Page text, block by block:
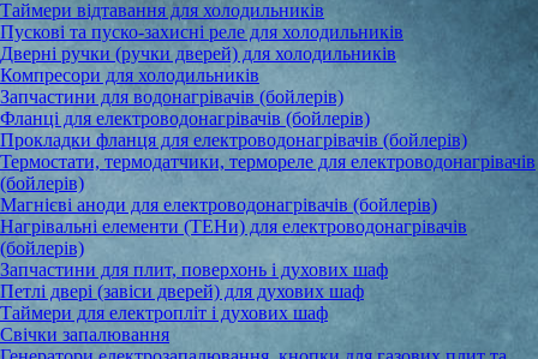
Таймери відтавання для холодильників
Пускові та пуско-захисні реле для холодильників
Дверні ручки (ручки дверей) для холодильників
Компресори для холодильників
Запчастини для водонагрівачів (бойлерів)
Фланці для електроводонагрівачів (бойлерів)
Прокладки фланця для електроводонагрівачів (бойлерів)
Термостати, термодатчики, термореле для електроводонагрівачів
(бойлерів)
Магнієві аноди для електроводонагрівачів (бойлерів)
Нагрівальні елементи (ТЕНи) для електроводонагрівачів
(бойлерів)
Запчастини для плит, поверхонь і духових шаф
Петлі двері (завіси дверей) для духових шаф
Таймери для електропліт і духових шаф
Свічки запалювання